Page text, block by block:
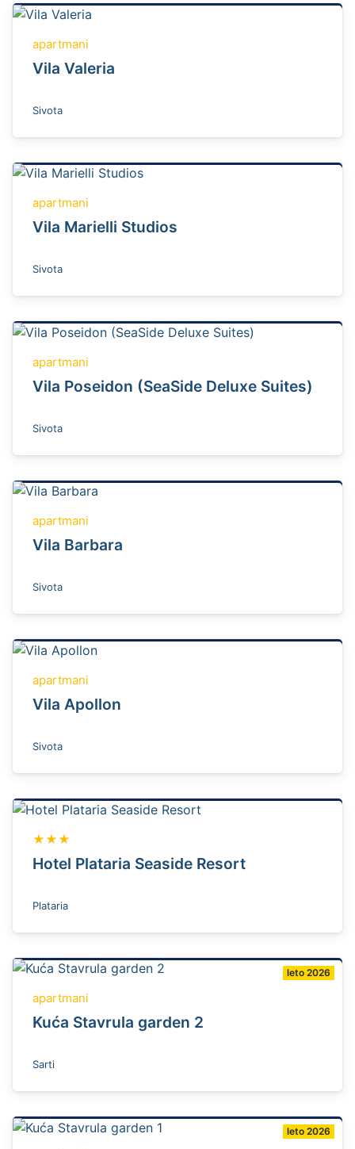
apartmani
Vila Valeria
Sivota
apartmani
Vila Marielli Studios
Sivota
apartmani
Vila Poseidon (SeaSide Deluxe Suites)
Sivota
apartmani
Vila Barbara
Sivota
apartmani
Vila Apollon
Sivota
★★★
Hotel Plataria Seaside Resort
Plataria
leto 2026
apartmani
Kuća Stavrula garden 2
Sarti
leto 2026